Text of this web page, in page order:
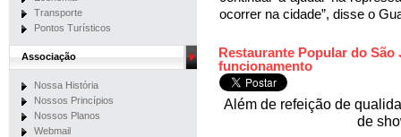
Transporte
Pontos Turísticos
Associação
Nossa História
Nossos Princípios
Nossos Planos
Webmail
ocorrer na cidade”, disse o
Restaurante Popular do São
funcionamento
Além de refeição de
de